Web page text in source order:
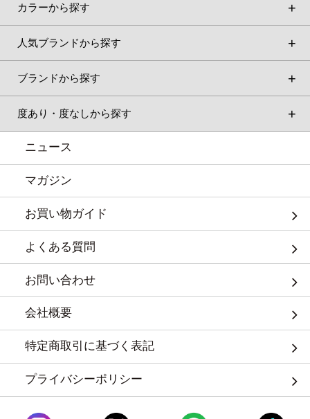
カラーから探す
人気ブランドから探す
ブランドから探す
度あり・度なしから探す
ニュース
マガジン
お買い物ガイド
よくある質問
お問い合わせ
会社概要
特定商取引に基づく表記
プライバシーポリシー